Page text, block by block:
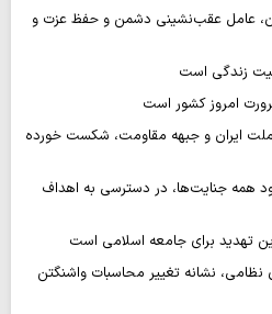
عامل عقب‌نشینی دشمن و حفظ عزت و
زندگی است
امروز کشور است
ملت ایران و جبهه مقاومت، شکست خورده
همه جنایت‌ها، در دسترسی به اهداف
تهدید برای جامعه اسلامی است
نظامی، نشانه تغییر محاسبات واشنگتن